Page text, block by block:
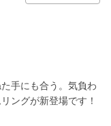
た手にも合う。気負わ
ングが新登場です！